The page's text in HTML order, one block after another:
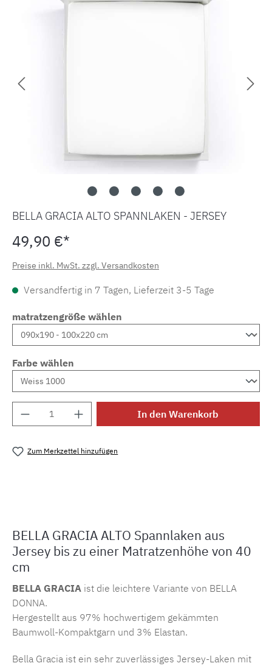
BELLA GRACIA ALTO SPANNLAKEN - JERSEY
49,90 €*
Preise inkl. MwSt. zzgl. Versandkosten
Versandfertig in 7 Tagen, Lieferzeit 3-5 Tage
matratzengröße wählen
Farbe wählen
Produkt Anzahl: Gib den gewünschten
In den Warenkorb
Zum Merkzettel hinzufügen
BELLA GRACIA ALTO Spannlaken aus
Jersey bis zu einer Matratzenhöhe von 40
cm
BELLA GRACIA ist die leichtere Variante von BELLA
DONNA.
Hergestellt aus 97% hochwertigem gekämmten
Baumwoll-Kompaktgarn und 3% Elastan.
Bella Gracia ist ein sehr zuverlässiges Jersey-Laken mit